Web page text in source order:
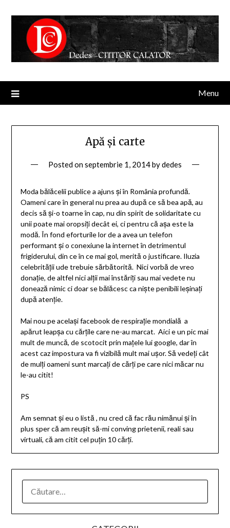
Menu
Apă şi carte
Posted onseptembrie 1, 2014bydedes
Moda bălăcelii publice a ajuns şi în România profundă.
Oameni care în general nu prea au după ce să bea apă, au
decis să şi-o toarne în cap, nu din spirit de solidaritate cu
unii poate mai oropsiţi decât ei, ci pentru că aşa este la
modă. În fond eforturile lor de a avea un telefon
performant şi o conexiune la internet în detrimentul
frigiderului, din ce în ce mai gol, merită o justificare. Iluzia
celebrităţii ude trebuie sărbătorită. Nici vorbă de vreo
donaţie, de altfel nici alţii mai înstăriţi sau mai vedete nu
donează nimic ci doar se bălăcesc ca nişte penibili leşinaţi
după atenţie.
Mai nou pe acelaşi facebook de respiraţie mondială a
apărut leapşa cu cărţile care ne-au marcat. Aici e un pic mai
mult de muncă, de scotocit prin maţele lui google, dar în
acest caz impostura va fi vizibilă mult mai uşor. Să vedeţi cât
de mulţi oameni sunt marcaţi de cărţi pe care nici măcar nu
le-au citit!
PS
Am semnat şi eu o listă , nu cred că fac rău nimănui şi în
plus sper că am reuşit să-mi conving prietenii, reali sau
virtuali, că am citit cel puţin 10 cărţi.